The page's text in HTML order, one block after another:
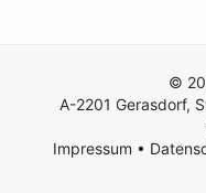
©
A-2201 Gerasdorf,
Impressum •